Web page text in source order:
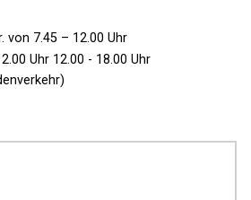
von 7.45 – 12.00 Uhr
Uhr 12.00 - 18.00 Uhr